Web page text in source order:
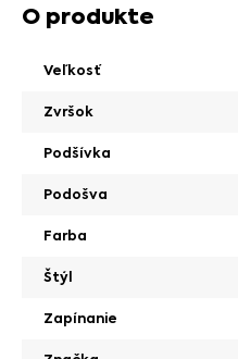
O produkte
Veľkosť
Zvršok
Podšívka
Podošva
Farba
Štýl
Zapínanie